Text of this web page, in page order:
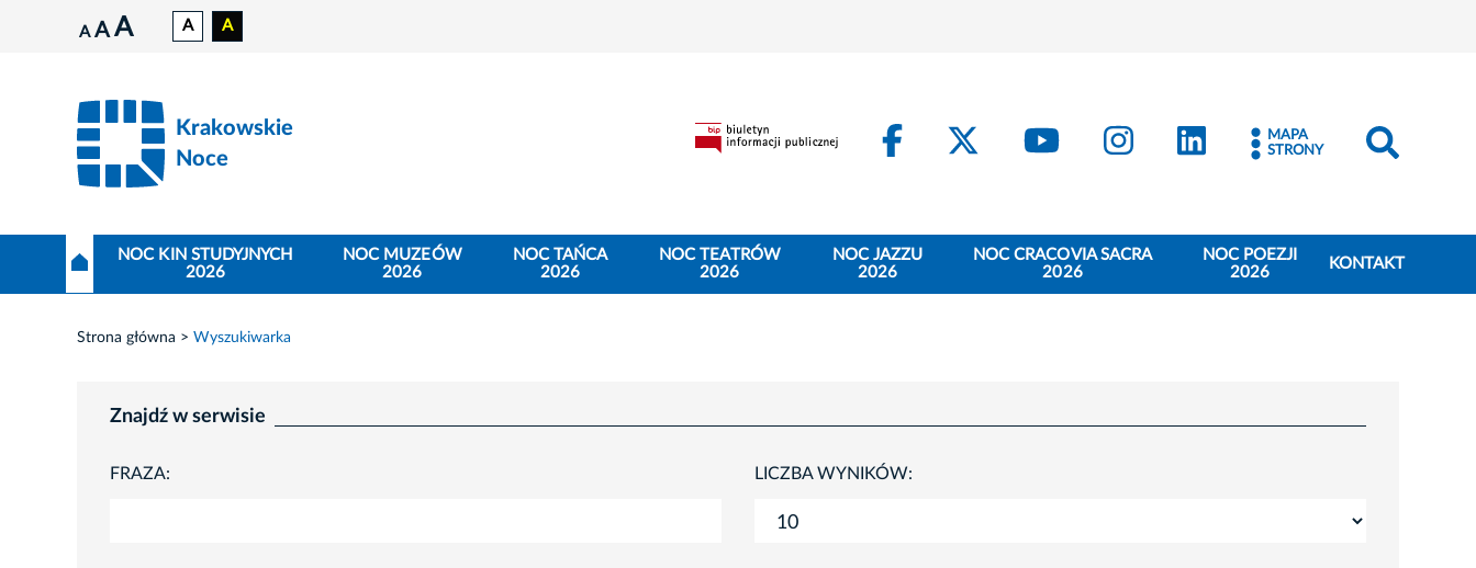
A A A A A
Krakowskie
Noce
FacebookKraków - X
Kraków - YouTube
Kraków - Instagram
Kraków - LinkedIn
MAPA
STRONY
NOC KIN STUDYJNYCH
2026
NOC MUZEÓW
2026
NOC TAŃCA
2026
NOC TEATRÓW
2026
NOC JAZZU
2026
NOC CRACOVIA SACRA
2026
NOC POEZJI
2026
KONTAKT
Strona główna Wyszukiwarka
Znajdź w serwisie
FRAZA: LICZBA WYNIKÓW: